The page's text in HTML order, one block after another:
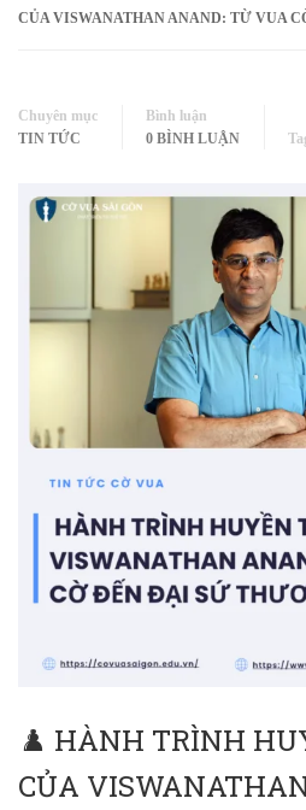
CỦA VISWANATHAN ANAND: TỪ VUA
Chuyên mục
TIN TỨC
Bình luận
0 BÌNH LUẬN
♟️ HÀNH TRÌNH
CỦA